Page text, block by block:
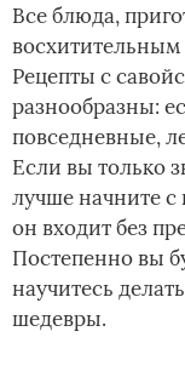
Все блюда,
Рецепты с
разнообразны:
повседневные,
Если вы только
лучше начните с
он входит без
Постепенно вы
научитесь
шедевры.